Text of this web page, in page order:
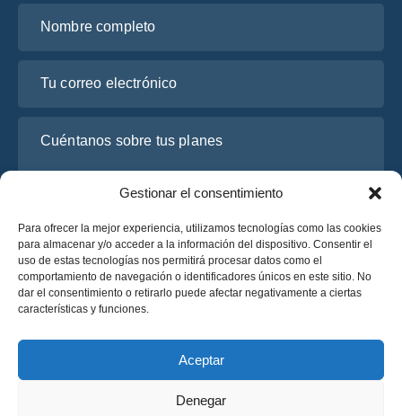
Gestionar el consentimiento
Para ofrecer la mejor experiencia, utilizamos tecnologías como las cookies
para almacenar y/o acceder a la información del dispositivo. Consentir el
uso de estas tecnologías nos permitirá procesar datos como el
comportamiento de navegación o identificadores únicos en este sitio. No
dar el consentimiento o retirarlo puede afectar negativamente a ciertas
características y funciones.
Aceptar
Denegar
He leído y acepto la
Solicite un presupuesto
Solicite un presupuesto